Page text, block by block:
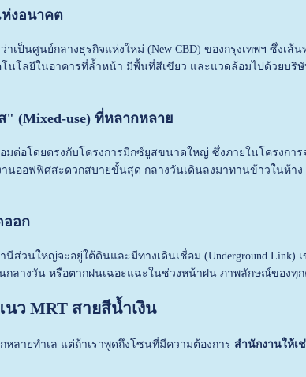
ห่งอนาคต
ป็นศูนย์กลางธุรกิจแห่งใหม่ (New CBD) ของกรุงเทพฯ ซึ่งเส้
นโลยีในอาคารที่ล้ำหน้า มีพื้นที่สีเขียว และแวดล้อมไปด้วยบ
(Mixed-use) ที่หลากหลาย
มต่อโดยตรงกับโครงการมิกซ์ยูสขนาดใหญ่ ซึ่งภายในโครงกา
นออฟฟิศสะดวกสบายขั้นสุด กลางวันเดินลงมาทานข้าวในห้า
ออก
ส่วนใหญ่จะอยู่ใต้ดินและมีทางเดินเชื่อม (Underground
กลางวัน หรือตากฝนเฉอะแฉะในช่วงหน้าฝน ภาพลักษณ์ของทุ
ว MRT สายสีน้ำเงิน
ลายทำเล แต่ถ้าเราพูดถึงโซนที่มีความต้องการ สำนักงานให้เ